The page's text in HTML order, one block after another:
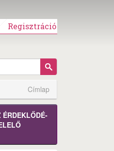
Regisztráció
Címlap
ÉRDEK­LŐDÉ­